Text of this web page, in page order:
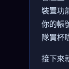
裝置功
你的帳
隊買杯
接下來